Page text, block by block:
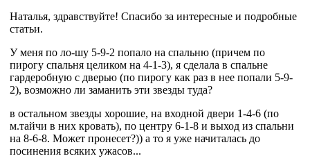
Наталья, здравствуйте! Спасибо за интересные и подробные
статьи.
У меня по ло-шу 5-9-2 попало на спальню (причем по
пирогу спальня целиком на 4-1-3), я сделала в спальне
гардеробную с дверью (по пирогу как раз в нее попали 5-9-
2), возможно ли заманить эти звезды туда?
в остальном звезды хорошие, на входной двери 1-4-6 (по
м.тайчи в них кровать), по центру 6-1-8 и выход из спальни
на 8-6-8. Может пронесет?)) а то я уже начиталась до
посинения всяких ужасов...